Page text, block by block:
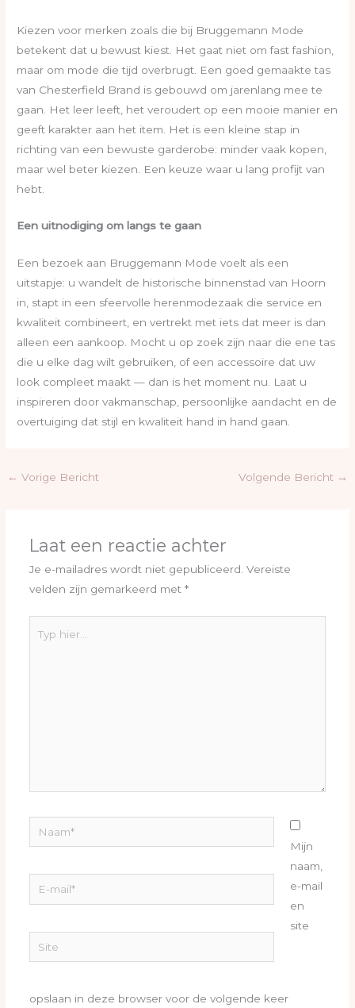
Kiezen voor merken zoals die bij Bruggemann Mode
betekent dat u bewust kiest. Het gaat niet om fast fashion,
maar om mode die tijd overbrugt. Een goed gemaakte tas
van Chesterfield Brand is gebouwd om jarenlang mee te
gaan. Het leer leeft, het veroudert op een mooie manier en
geeft karakter aan het item. Het is een kleine stap in
richting van een bewuste garderobe: minder vaak kopen,
maar wel beter kiezen. Een keuze waar u lang profijt van
hebt.
Een uitnodiging om langs te gaan
Een bezoek aan Bruggemann Mode voelt als een
uitstapje: u wandelt de historische binnenstad van Hoorn
in, stapt in een sfeervolle herenmodezaak die service en
kwaliteit combineert, en vertrekt met iets dat meer is dan
alleen een aankoop. Mocht u op zoek zijn naar die ene tas
die u elke dag wilt gebruiken, of een accessoire dat uw
look compleet maakt — dan is het moment nu. Laat u
inspireren door vakmanschap, persoonlijke aandacht en de
overtuiging dat stijl en kwaliteit hand in hand gaan.
← Vorige Bericht Volgende Bericht →
Laat een reactie achter
Je e-mailadres wordt niet gepubliceerd. Vereiste
velden zijn gemarkeerd met *
hier...
mail*
Site
Mijn
naam,
e-mail
en
site
opslaan in deze browser voor de volgende keer